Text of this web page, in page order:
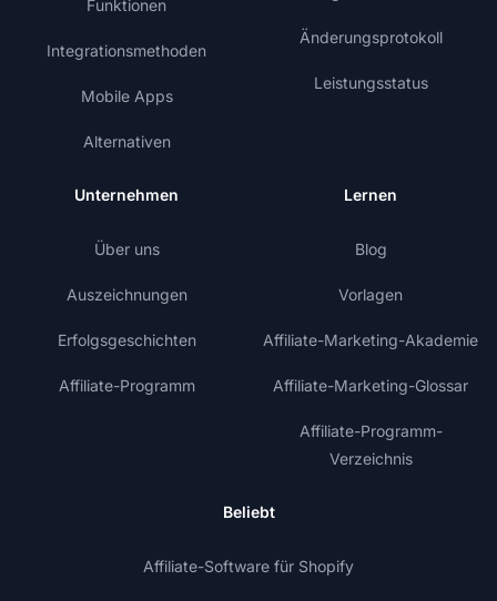
Funktionen
Integrationsmethoden
Mobile Apps
Alternativen
Änderungsprotokoll
Leistungsstatus
Unternehmen
Über uns
Auszeichnungen
Erfolgsgeschichten
Affiliate-Programm
Lernen
Blog
Vorlagen
Affiliate-Marketing-Akademie
Affiliate-Marketing-Glossar
Affiliate-Programm-
Verzeichnis
Beliebt
Affiliate-Software für Shopify